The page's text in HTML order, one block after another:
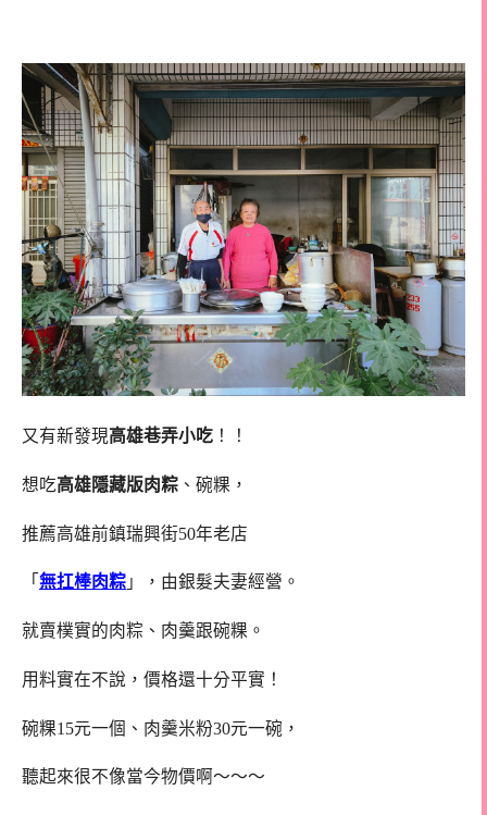
又有新發現高雄巷弄小吃 ！！
想吃高雄隱藏版肉粽 、碗粿，
推薦高雄前鎮瑞興街50年老店
「 無扛棒肉粽 」，由銀髮夫妻經營。
就賣樸實的肉粽、肉羹跟碗粿。
用料實在不說，價格還十分平實！
碗粿15元一個、肉羹米粉30元一碗，
聽起來很不像當今物價啊～～～